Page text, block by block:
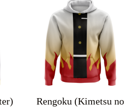
Rengoku (Kimetsu no